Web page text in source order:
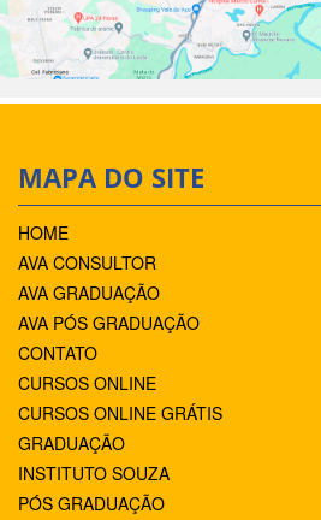
MAPA DO SITE
HOME
AVA CONSULTOR
AVA GRADUAÇÃO
AVA PÓS GRADUAÇÃO
CONTATO
CURSOS ONLINE
CURSOS ONLINE GRÁTIS
GRADUAÇÃO
INSTITUTO SOUZA
PÓS GRADUAÇÃO